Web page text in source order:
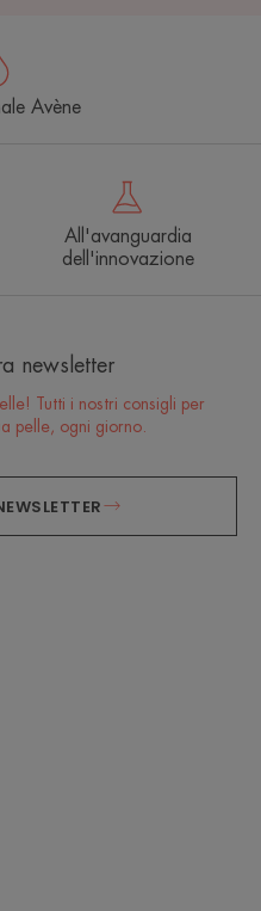
Avène
All'avanguardia
dell'innovazione
newsletter
Tutti i nostri consigli per
pelle, ogni giorno.